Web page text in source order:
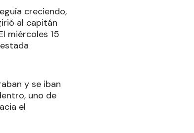
creciendo,
al capitán
miércoles 15
y se iban
uno de
el